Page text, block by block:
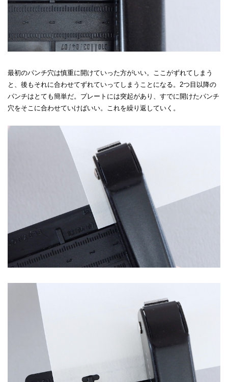
最初のパンチ穴は慎重に開けていった方がいい。ここがずれてしまう
と、後もそれに合わせてずれていってしまうことになる。2つ目以降の
パンチはとても簡単だ。プレートには突起があり、すでに開けたパンチ
穴をそこに合わせていけばいい。これを繰り返していく。